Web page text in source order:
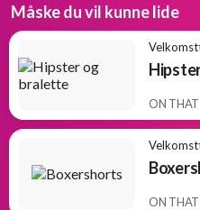
Måske du vil kunne lide
ON THAT
ON THAT